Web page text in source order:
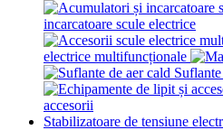
incarcatoare scule electrice
electrice multifuncționale
accesorii
Stabilizatoare de tensiune